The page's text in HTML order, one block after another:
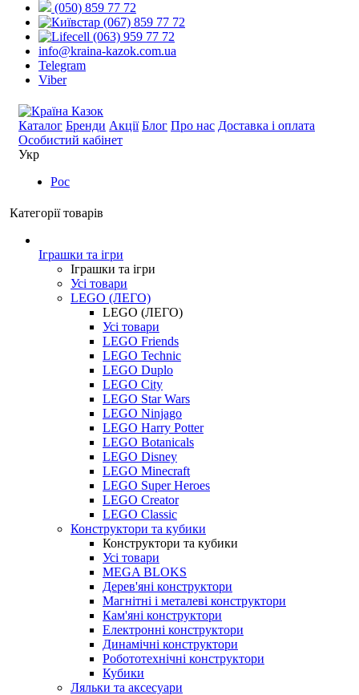
(050) 859 77 72
(067) 859 77 72
(063) 959 77 72
info@kraina-kazok.com.ua
Telegram
Viber
Каталог Бренди Акції Блог Про нас Доставка і оплата
Особистий кабінет
Укр
Рос
Категорії товарів
Іграшки та ігри
Іграшки та ігри
Усі товари
LEGO (ЛЕГО)
LEGO (ЛЕГО)
Усі товари
LEGO Friends
LEGO Technic
LEGO Duplo
LEGO City
LEGO Star Wars
LEGO Ninjago
LEGO Harry Potter
LEGO Botanicals
LEGO Disney
LEGO Minecraft
LEGO Super Heroes
LEGO Creator
LEGO Classic
Конструктори та кубики
Конструктори та кубики
Усі товари
MEGA BLOKS
Дерев'яні конструктори
Магнітні і металеві конструктори
Кам'яні конструктори
Електронні конструктори
Динамічні конструктори
Робототехнічні конструктори
Кубики
Ляльки та аксесуари